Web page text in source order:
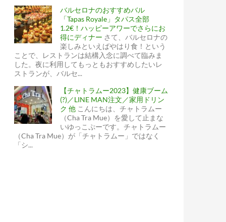
バルセロナのおすすめバル
「Tapas Royale」タパス全部
1.2€！ハッピーアワーでさらにお
得にディナー さて、バルセロナの
楽しみといえばやはり食！という
ことで、レストランは結構入念に調べて臨みま
した。夜に利用してもっともおすすめしたいレ
ストランが、バルセ...
【チャトラムー2023】健康ブーム
(?)／LINE MAN注文／家用ドリン
ク 他 こんにちは、チャトラムー
（Cha Tra Mue）を愛して止まな
いゆっこぷーです。チャトラムー
（Cha Tra Mue）が「チャトラムー」ではなく
「シ...